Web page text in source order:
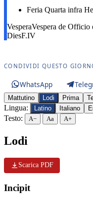
Feria Quarta infra
VesperaVespera de Officio
DiesF.IV
CONDIVIDI QUESTO
WhatsApp
Mattutino Lodi Prima
Lingua: Latino Italiano
Testo: A− Aa A+
Lodi
Scarica PDF
Incipit